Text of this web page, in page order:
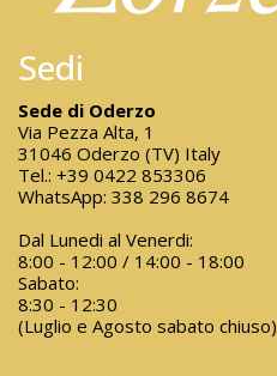
Sedi
Sede di Oderzo
Via Pezza Alta, 1
31046 Oderzo (TV) Italy
Tel.: +39 0422 853306
WhatsApp: 338 296 8674
Dal Lunedi al Venerdi:
8:00 - 12:00 / 14:00 - 18:00
Sabato:
8:30 - 12:30
(Luglio e Agosto sabato chiuso)